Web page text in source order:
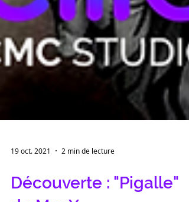
19 oct. 2021 2 min de lecture